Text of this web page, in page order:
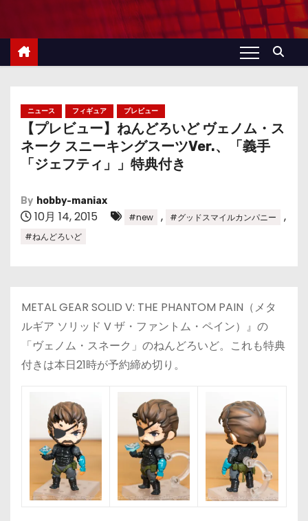
ニュース フィギュア プレビュー
【プレビュー】ねんどろいど ヴェノム・ス
ネーク スニーキングスーツVer.、「義手
「ジェフティ」」特典付き
By hobby-maniax
10月 14, 2015 #new , #グッドスマイルカンパニー ,
#ねんどろいど
METAL GEAR SOLID V: THE PHANTOM PAIN（メタ
ルギア ソリッド V ザ・ファントム・ペイン）』の
「ヴェノム・スネーク」のねんどろいど。これも特典
付きは本日21時が予約締め切り。